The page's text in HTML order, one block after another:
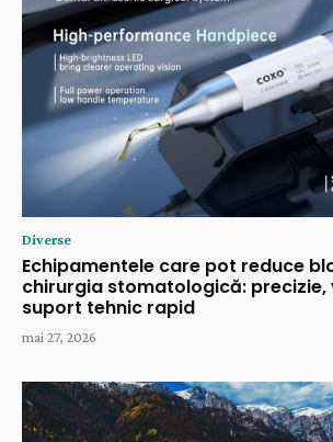
Diverse
Echipamentele care pot reduce
chirurgia stomatologică: precizie,
suport tehnic rapid
mai 27, 2026